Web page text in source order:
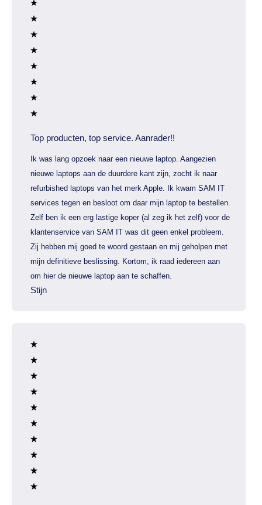
Top producten, top service. Aanrader!!
Ik was lang opzoek naar een nieuwe laptop. Aangezien
nieuwe laptops aan de duurdere kant zijn, zocht ik naar
refurbished laptops van het merk Apple. Ik kwam SAM IT
services tegen en besloot om daar mijn laptop te bestellen.
Zelf ben ik een erg lastige koper (al zeg ik het zelf) voor de
klantenservice van SAM IT was dit geen enkel probleem.
Zij hebben mij goed te woord gestaan en mij geholpen met
mijn definitieve beslissing. Kortom, ik raad iedereen aan
om hier de nieuwe laptop aan te schaffen.
Stijn